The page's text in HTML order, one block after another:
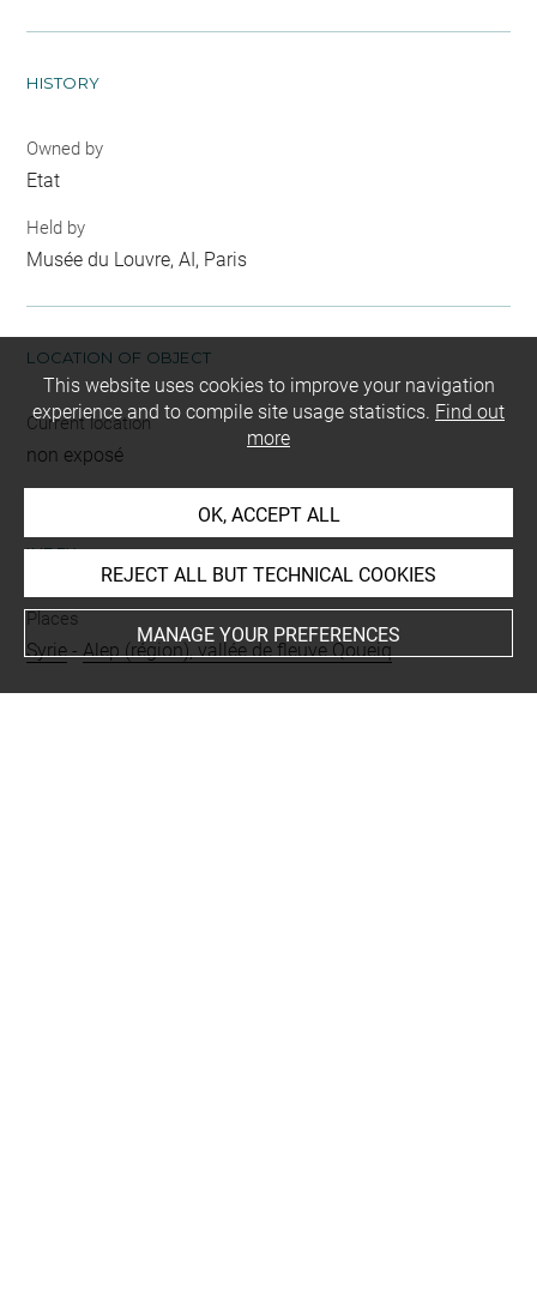
HISTORY
Owned by
Etat
Held by
Musée du Louvre, AI, Paris
LOCATION OF OBJECT
Current location
non exposé
INDEX
Places
Syrie-Alep (région), vallée de fleuve Qoueiq
This website uses cookies to improve your navigation
experience and to compile site usage statistics. Find out
more
OK, ACCEPT ALL
REJECT ALL BUT TECHNICAL COOKIES
MANAGE YOUR PREFERENCES